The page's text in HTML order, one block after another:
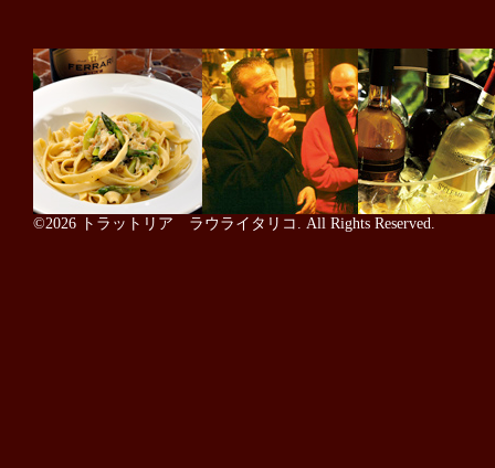
©2026 トラットリア ラウライタリコ . All Rights Reserved.